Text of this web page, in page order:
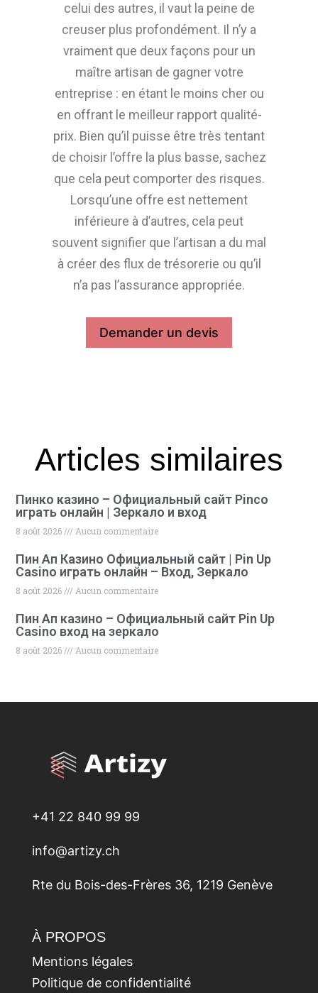
celui des autres, il vaut la peine de
creuser plus profondément. Il n’y a
vraiment que deux façons pour un
maître artisan de gagner votre
entreprise : en étant le moins cher ou
en offrant le meilleur rapport qualité-
prix. Bien qu’il puisse être très tentant
de choisir l’offre la plus basse, sachez
que cela peut comporter des risques.
Lorsqu’une offre est nettement
inférieure à d’autres, cela peut
souvent signifier que l’artisan a du mal
à créer des flux de trésorerie ou qu’il
n’a pas l’assurance appropriée.
Demander un devis
Articles similaires
Пинко казино – Официальный сайт Pinco
играть онлайн | Зеркало и вход
8 août 2026 Aucun commentaire
Пин Ап Казино Официальный сайт | Pin Up
Casino играть онлайн – Вход, Зеркало
8 août 2026 Aucun commentaire
Пин Ап казино – Официальный сайт Pin Up
Casino вход на зеркало
8 août 2026 Aucun commentaire
+41 22 840 99 99
info@artizy.ch
Rte du Bois-des-Frères 36, 1219 Genève
À PROPOS
Mentions légales
Politique de confidentialité